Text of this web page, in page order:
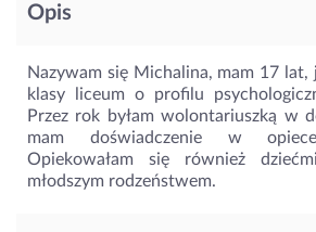
Opis
Nazywam się Michalina, mam 17 lat,
klasy liceum o profilu
Przez rok byłam wolontariuszką w
mam doświadczenie w
Opiekowałam się również
młodszym rodzeństwem.